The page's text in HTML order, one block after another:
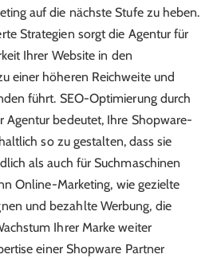
auf die nächste Stufe zu heben.
Strategien sorgt die Agentur für
Ihrer Website in den
einer höheren Reichweite und
führt. SEO-Optimierung durch
Agentur bedeutet, Ihre Shopware-
so zu gestalten, dass sie
als auch für Suchmaschinen
Online-Marketing, wie gezielte
und bezahlte Werbung, die
Ihrer Marke weiter
einer Shopware Partner